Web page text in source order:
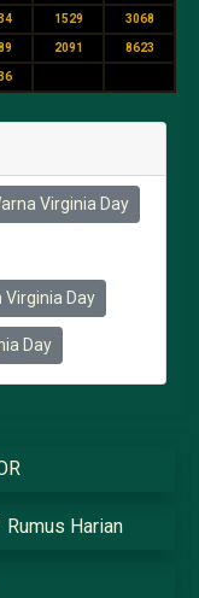
1529 3068
2091 8623
Virginia Day
Virginia Day
Day
Rumus Harian